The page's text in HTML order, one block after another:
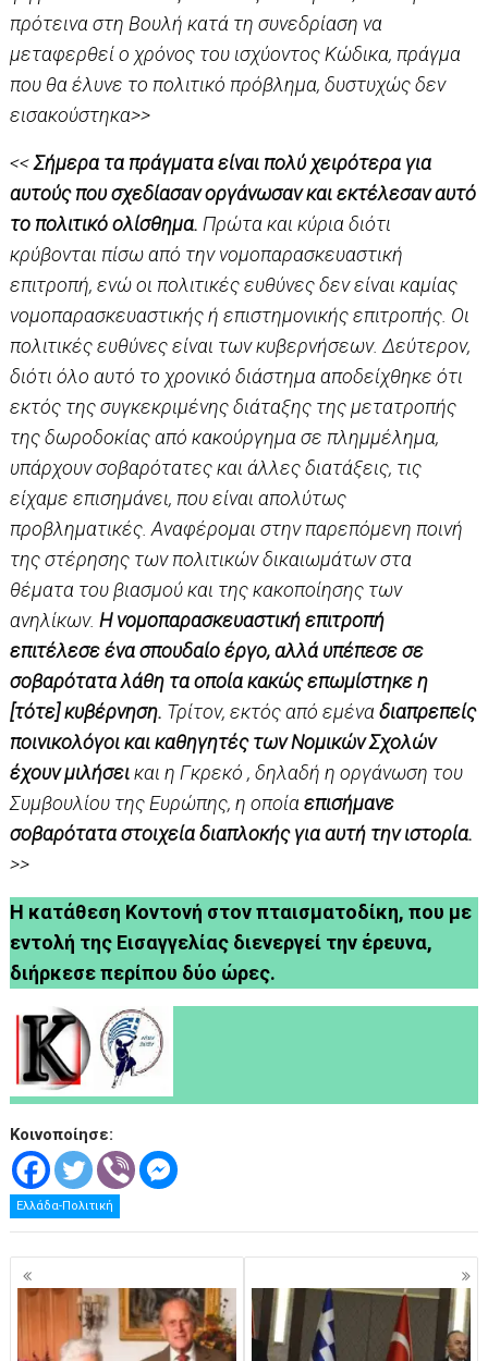
πρότεινα στη Βουλή κατά τη συνεδρίαση να
μεταφερθεί ο χρόνος του ισχύοντος Κώδικα, πράγμα
που θα έλυνε το πολιτικό πρόβλημα, δυστυχώς δεν
εισακούστηκα>>
<<Σήμερα τα πράγματα είναι πολύ χειρότερα για
αυτούς που σχεδίασαν οργάνωσαν και εκτέλεσαν αυτό
το πολιτικό ολίσθημα. Πρώτα και κύρια διότι
κρύβονται πίσω από την νομοπαρασκευαστική
επιτροπή, ενώ οι πολιτικές ευθύνες δεν είναι καμίας
νομοπαρασκευαστικής ή επιστημονικής επιτροπής. Οι
πολιτικές ευθύνες είναι των κυβερνήσεων. Δεύτερον,
διότι όλο αυτό το χρονικό διάστημα αποδείχθηκε ότι
εκτός της συγκεκριμένης διάταξης της μετατροπής
της δωροδοκίας από κακούργημα σε πλημμέλημα,
υπάρχουν σοβαρότατες και άλλες διατάξεις, τις
είχαμε επισημάνει, που είναι απολύτως
προβληματικές. Αναφέρομαι στην παρεπόμενη ποινή
της στέρησης των πολιτικών δικαιωμάτων στα
θέματα του βιασμού και της κακοποίησης των
ανηλίκων. Η νομοπαρασκευαστική επιτροπή
επιτέλεσε ένα σπουδαίο έργο, αλλά υπέπεσε σε
σοβαρότατα λάθη τα οποία κακώς επωμίστηκε η
[τότε] κυβέρνηση. Τρίτον, εκτός από εμένα διαπρεπείς
ποινικολόγοι και καθηγητές των Νομικών Σχολών
έχουν μιλήσεικαι η Γκρεκό , δηλαδή η οργάνωση του
Συμβουλίου της Ευρώπης, η οποίαεπισήμανε
σοβαρότατα στοιχεία διαπλοκής για αυτή την ιστορία.
>>
Η κατάθεση Κοντονή στον πταισματοδίκη, που με
εντολή της Εισαγγελίας διενεργεί την έρευνα,
διήρκεσε περίπου δύο ώρες.
Κοινοποίησε:
Ελλάδα-Πολιτική
Πλοήγηση
άρθρων